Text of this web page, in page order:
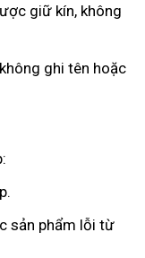
giữ kín, không
ghi tên hoặc
sản phẩm lỗi từ